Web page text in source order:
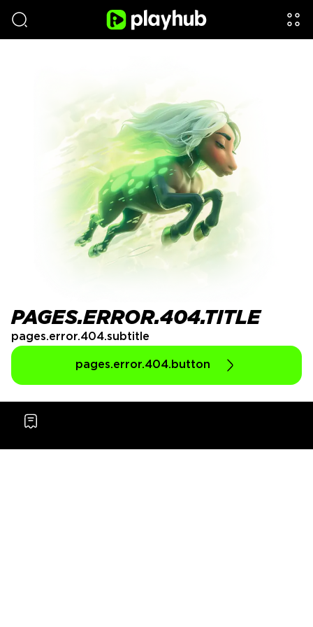
PAGES.ERROR.404.TITLE
pages.error.404.subtitle
pages.error.404.button